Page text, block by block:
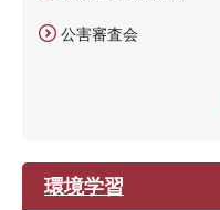
公害審査会
環境学習